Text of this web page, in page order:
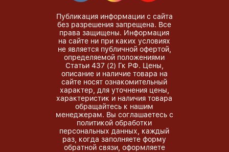
Публикация информации с сайта
без разрешения запрещена. Все
права защищены. Информация
на сайте ни при каких условиях
не является публичной офертой,
определяемой положениями
Статьи 437 (2) Гк РФ. Цены,
описание и наличие товара на
сайте носят ознакомительный
характер, для уточнения цены,
характеристик и наличия товара
обращайтесь к нашим
менеджерам. Вы соглашаетесь с
политикой обработки
персональных данных, каждый
раз, когда заполняете форму
обратной связи, оформляете